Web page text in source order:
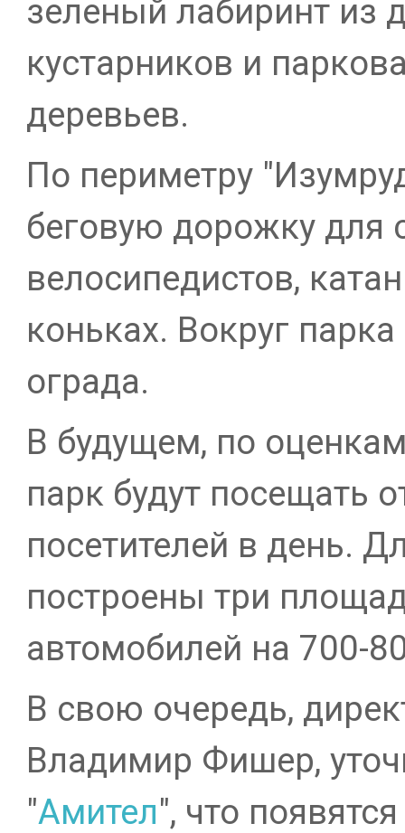
зеленый лабиринт из
кустарников и
деревьев.
По периметру
беговую дорожку для
велосипедистов,
коньках. Вокруг
ограда.
В будущем, по
парк будут посещать
посетителей в день.
построены три
автомобилей на 700-
В свою очередь,
Владимир Фишер,
"Амител", что